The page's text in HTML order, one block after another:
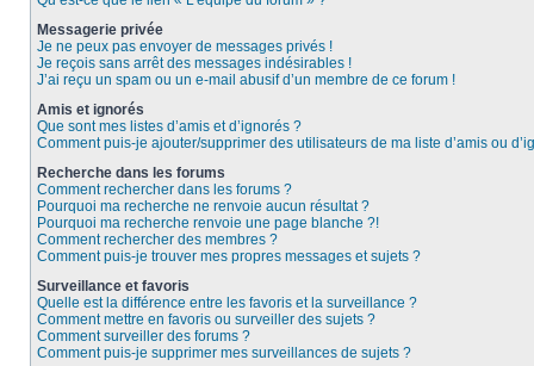
Messagerie privée
Je ne peux pas envoyer de messages privés !
Je reçois sans arrêt des messages indésirables !
J’ai reçu un spam ou un e-mail abusif d’un membre de ce forum !
Amis et ignorés
Que sont mes listes d’amis et d’ignorés ?
Comment puis-je ajouter/supprimer des utilisateurs de ma liste d’amis ou
Recherche dans les forums
Comment rechercher dans les forums ?
Pourquoi ma recherche ne renvoie aucun résultat ?
Pourquoi ma recherche renvoie une page blanche ?!
Comment rechercher des membres ?
Comment puis-je trouver mes propres messages et sujets ?
Surveillance et favoris
Quelle est la différence entre les favoris et la surveillance ?
Comment mettre en favoris ou surveiller des sujets ?
Comment surveiller des forums ?
Comment puis-je supprimer mes surveillances de sujets ?